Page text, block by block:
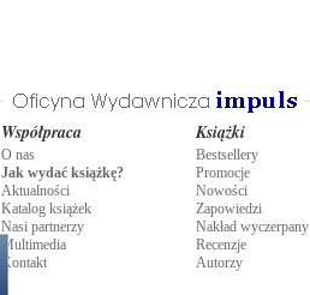
Współpraca
O nas
Jak wydać książkę?
Aktualności
Katalog książek
Nasi partnerzy
Multimedia
Kontakt
Książki
Bestsellery
Promocje
Nowości
Zapowiedzi
Nakład wyczerpany
Recenzje
Autorzy